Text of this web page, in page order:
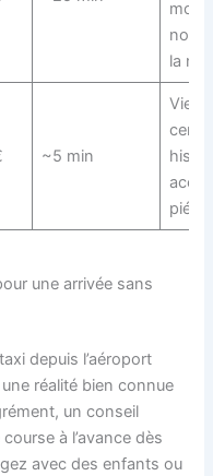
la nuit
~5 min
Vieux
accès
une arrivée sans
depuis l’aéroport
réalité bien connue
un conseil
à l’avance dès
avec des enfants ou